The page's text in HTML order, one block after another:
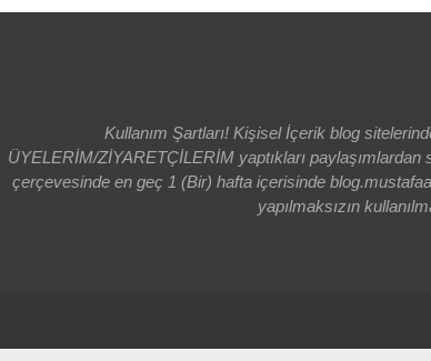
Kullanım Şartları! Kişisel İçerik blog
ÜYELERİM/ZİYARETÇİLERİM yaptıkları
çerçevesinde en geç 1 (Bir) hafta içerisinde
yapılmaksızın